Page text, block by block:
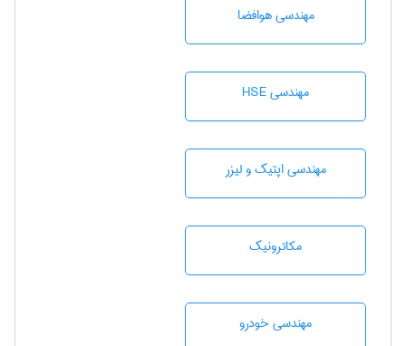
مهندسی هوافضا
مهندسی HSE
مهندسی اپتیک و لیزر
مکاترونیک
مهندسی خودرو